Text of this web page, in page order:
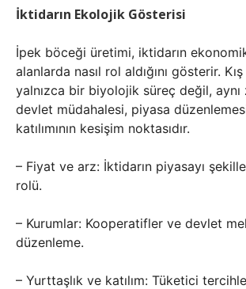
İktidarın Ekolojik Gösterisi
İpek böceği üretimi, iktidarın
alanlarda nasıl rol aldığını gösterir.
yalnızca bir biyolojik süreç değil, aynı
devlet müdahalesi, piyasa
katılımının kesişim noktasıdır.
– Fiyat ve arz: İktidarın piyasayı
rolü.
– Kurumlar: Kooperatifler ve devlet
düzenleme.
– Yurttaşlık ve katılım: Tüketici